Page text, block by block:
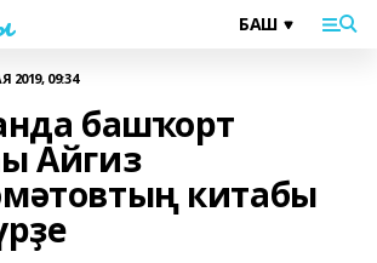
2019, 09:34
башҡорт
Айгиз
китабы